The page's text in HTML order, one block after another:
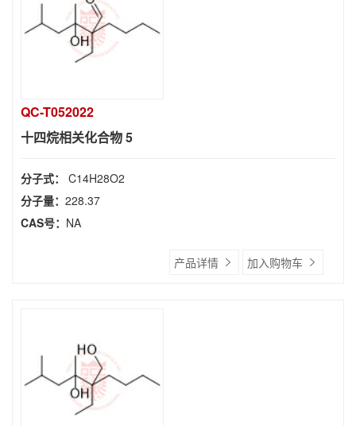
QC-T052022
十四烷相关化合物 5
分子式： C14H28O2
分子量： 228.37
CAS号： NA
产品详情 加入购物车